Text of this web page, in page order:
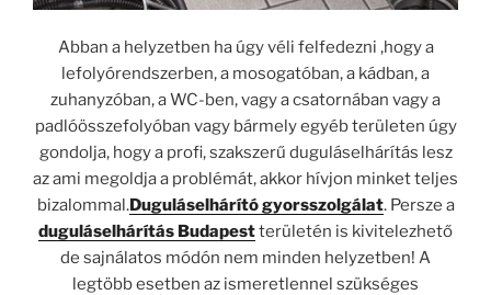
Abban a helyzetben ha úgy véli felfedezni ,hogy a
lefolyórendszerben, a mosogatóban, a kádban, a
zuhanyzóban, a WC-ben, vagy a csatornában vagy a
padlóösszefolyóban vagy bármely egyéb területen úgy
gondolja, hogy a profi, szakszerű duguláselhárítás lesz
az ami megoldja a problémát, akkor hívjon minket teljes
bizalommal.Duguláselhárító gyorsszolgálat. Persze a
duguláselhárítás Budapestterületén is kivitelezhető
de sajnálatos módón nem minden helyzetben! A
legtöbb esetben az ismeretlennel szükséges